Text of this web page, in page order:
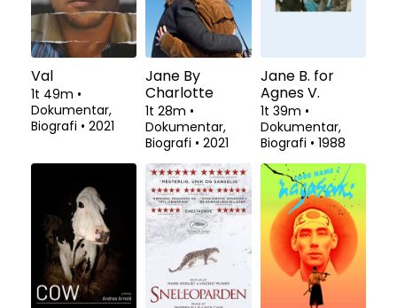
Val
1t 49m •
Dokumentar,
Biografi • 2021
Jane By
Charlotte
1t 28m •
Dokumentar,
Biografi • 2021
Jane B. for
Agnes V.
1t 39m •
Dokumentar,
Biografi • 1988